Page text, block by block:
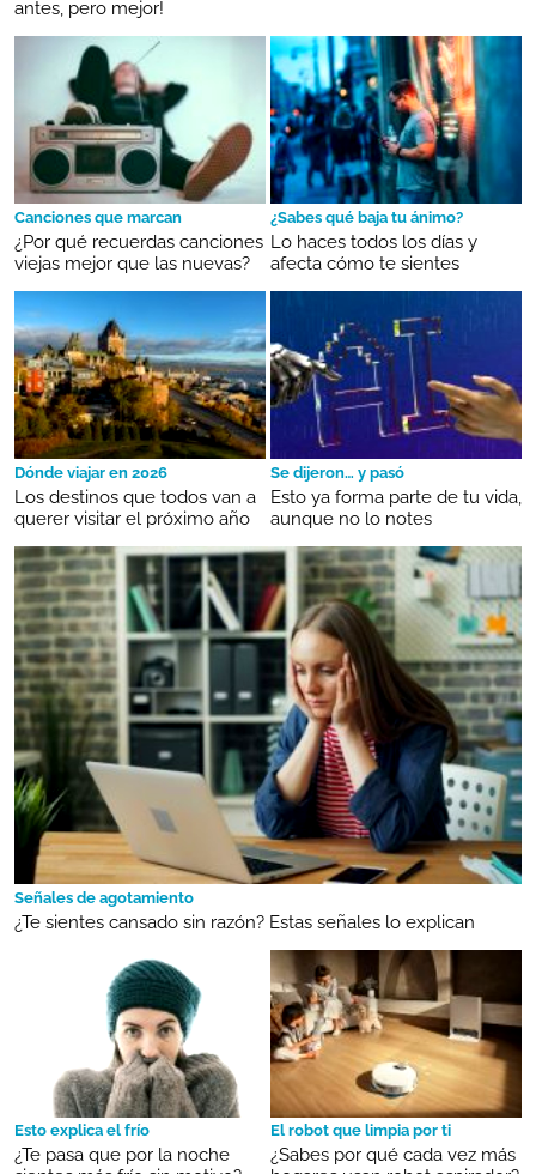
antes, pero mejor!
Canciones que marcan
¿Por qué recuerdas canciones
viejas mejor que las nuevas?
¿Sabes qué baja tu ánimo?
Lo haces todos los días y
afecta cómo te sientes
Dónde viajar en 2026
Los destinos que todos van a
querer visitar el próximo año
Se dijeron… y pasó
Esto ya forma parte de tu vida,
aunque no lo notes
Señales de agotamiento
¿Te sientes cansado sin razón? Estas señales lo explican
Esto explica el frío
¿Te pasa que por la noche
El robot que limpia por ti
¿Sabes por qué cada vez más